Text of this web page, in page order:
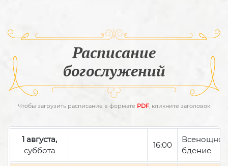
Расписание
богослужений
Чтобы загрузить расписание в формате PDF, кликните заголовок
1 августа,
суббота
16:00
Всенощное
бдение